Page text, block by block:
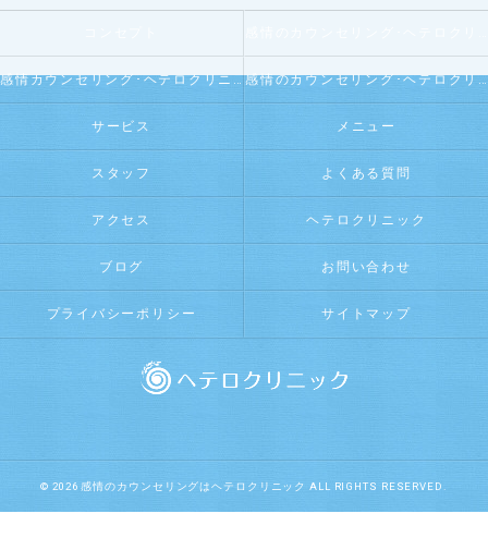
感情カウンセリング･ヘテロクリニックの評判 感情のカウンセリング･ヘテロクリニックのお客様の声
サービス メニュー
スタッフ よくある質問
アクセス ヘテロクリニック
ブログ お問い合わせ
プライバシーポリシー サイトマップ
© 2026 感情のカウンセリングはヘテロクリニック ALL RIGHTS RESERVED.